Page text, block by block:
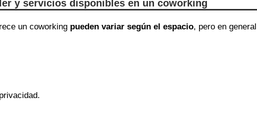
y servicios disponibles en un coworking
un coworking pueden variar según el espacio, pero en